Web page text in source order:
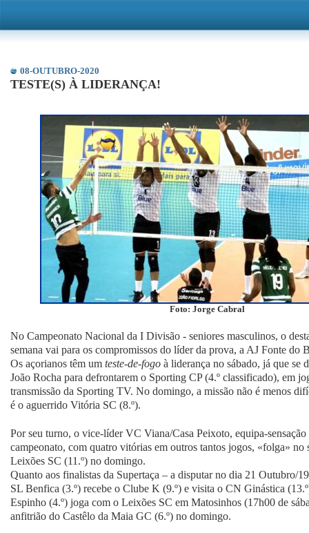
08-OUTUBRO-2020
TESTE(S) À LIDERANÇA!
Foto: Jorge Cabral
No Campeonato Nacional da I Divisão - seniores masculinos, o
semana vai para os compromissos do líder da prova, a AJ Fonte do
Os açorianos têm um teste-de-fogo à liderança no sábado, já que se
João Rocha para defrontarem o Sporting CP (4.º classificado), em
transmissão da Sporting TV. No domingo, a missão não é menos
é o aguerrido Vitória SC (8.º).
Por seu turno, o vice-líder VC Viana/Casa Peixoto, equipa-
campeonato, com quatro vitórias em outros tantos jogos, «folga» no
Leixões SC (11.º) no domingo.
Quanto aos finalistas da Supertaça – a disputar no dia 21 Outubro/
SL Benfica (3.º) recebe o Clube K (9.º) e visita o CN Ginástica
Espinho (4.º) joga com o Leixões SC em Matosinhos (17h00 de
anfitrião do Castêlo da Maia GC (6.º) no domingo.